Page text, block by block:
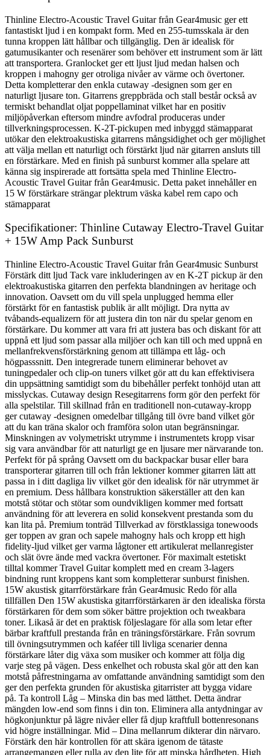
Thinline Electro-Acoustic Travel Guitar från Gear4music ger ett
fantastiskt ljud i en kompakt form. Med en 255-tumsskala är den
tunna kroppen lätt hållbar och tillgänglig. Den är idealisk för
gatumusikanter och resenärer som behöver ett instrument som är lätt
att transportera. Granlocket ger ett ljust ljud medan halsen och
kroppen i mahogny ger otroliga nivåer av värme och övertoner.
Detta kompletterar den enkla cutaway -designen som ger en
naturligt ljusare ton. Gitarrens greppbräda och stall består också av
termiskt behandlat oljat poppellaminat vilket har en positiv
miljöpåverkan eftersom mindre avfodral produceras under
tillverkningsprocessen. K-2T-pickupen med inbyggd stämapparat
utökar den elektroakustiska gitarrens mångsidighet och ger möjlighet
att välja mellan ett naturligt och förstärkt ljud när gitarren ansluts till
en förstärkare. Med en finish på sunburst kommer alla spelare att
känna sig inspirerade att fortsätta spela med Thinline Electro-
Acoustic Travel Guitar från Gear4music. Detta paket innehåller en
15 W förstärkare strängar plektrum väska kabel rem capo och
stämapparat
Specifikationer: Thinline Cutaway Electro-Travel Guitar
+ 15W Amp Pack Sunburst
Thinline Electro-Acoustic Travel Guitar från Gear4music Sunburst
Förstärk ditt ljud Tack vare inkluderingen av en K-2T pickup är den
elektroakustiska gitarren den perfekta blandningen av heritage och
innovation. Oavsett om du vill spela unplugged hemma eller
förstärkt för en fantastisk publik är allt möjligt. Dra nytta av
tvåbands-equalizern för att justera din ton när du spelar genom en
förstärkare. Du kommer att vara fri att justera bas och diskant för att
uppnå ett ljud som passar alla miljöer och kan till och med uppnå en
mellanfrekvensförstärkning genom att tillämpa ett låg- och
högpasssnitt. Den integrerade tunern eliminerar behovet av
tuningpedaler och clip-on tuners vilket gör att du kan effektivisera
din uppsättning samtidigt som du bibehåller perfekt tonhöjd utan att
misslyckas. Cutaway design Resegitarrens form gör den perfekt för
alla spelstilar. Till skillnad från en traditionell non-cutaway-kropp
ger cutaway -designen omedelbar tillgång till övre band vilket gör
att du kan träna skalor och framföra solon utan begränsningar.
Minskningen av volymetriskt utrymme i instrumentets kropp visar
sig vara användbar för att naturligt ge en ljusare mer närvarande ton.
Perfekt för på språng Oavsett om du backpackar busar eller bara
transporterar gitarren till och från lektioner kommer gitarren lätt att
passa in i ditt dagliga liv vilket gör den idealisk för när utrymmet är
en premium. Dess hållbara konstruktion säkerställer att den kan
motstå stötar och stötar som oundvikligen kommer med fortsatt
användning för att leverera en solid konsekvent prestanda som du
kan lita på. Premium tonträd Tillverkad av förstklassiga tonewoods
ger toppen av gran och sapele mahogny hals och kropp ett high
fidelity-ljud vilket ger varma lågtoner ett artikulerat mellanregister
och slät övre ände med vackra övertoner. För maximalt estetiskt
tilltal kommer Travel Guitar komplett med en cream 3-lagers
bindning runt kroppens kant som kompletterar sunburst finishen.
15W akustisk gitarrförstärkare från Gear4music Redo för alla
tillfällen Den 15W akustiska gitarrförstärkaren är den idealiska första
förstärkaren för dem som söker bättre projektion och tweakbara
toner. Likaså är det en praktisk följeslagare för alla som letar efter
bärbar kraftfull prestanda från en träningsförstärkare. Från sovrum
till övningsutrymmen och kaféer till livliga scenarier denna
förstärkare låter dig växa som musiker och kommer att följa dig
varje steg på vägen. Dess enkelhet och robusta skal gör att den kan
motstå påfrestningarna av omfattande användning samtidigt som den
ger den perfekta grunden för akustiska gitarrister att bygga vidare
på. Ta kontroll Låg – Minska din bas med lätthet. Detta ändrar
mängden low-end som finns i din ton. Eliminera alla antydningar av
högkonjunktur på lägre nivåer eller få djup kraftfull bottenresonans
vid högre inställningar. Mid – Dina mellanrum dikterar din närvaro.
Förstärk den här kontrollen för att skära igenom de tätaste
arrangemangen eller rulla av den lite för att minska hårdheten. High